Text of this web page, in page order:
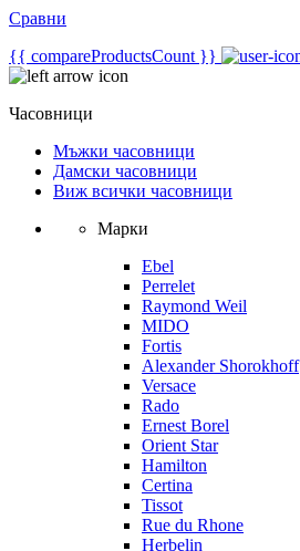
Сравни
{{ compareProductsCount }}
Часовници
Мъжки часовници
Дамски часовници
Виж всички часовници
Марки
Ebel
Perrelet
Raymond Weil
MIDO
Fortis
Alexander Shorokhoff
Versace
Rado
Ernest Borel
Orient Star
Hamilton
Certina
Tissot
Rue du Rhone
Herbelin